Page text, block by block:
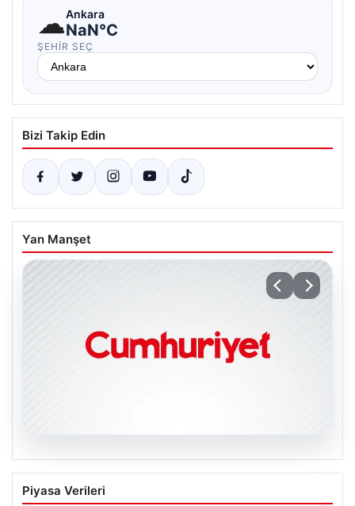
☁Ankara
NaN°C
ŞEHIR SEÇ
Bizi Takip Edin
Yan Manşet
Galatasaray açıkladı: Sosyal medya
hesaplarına suç duyurusu!
Piyasa Verileri